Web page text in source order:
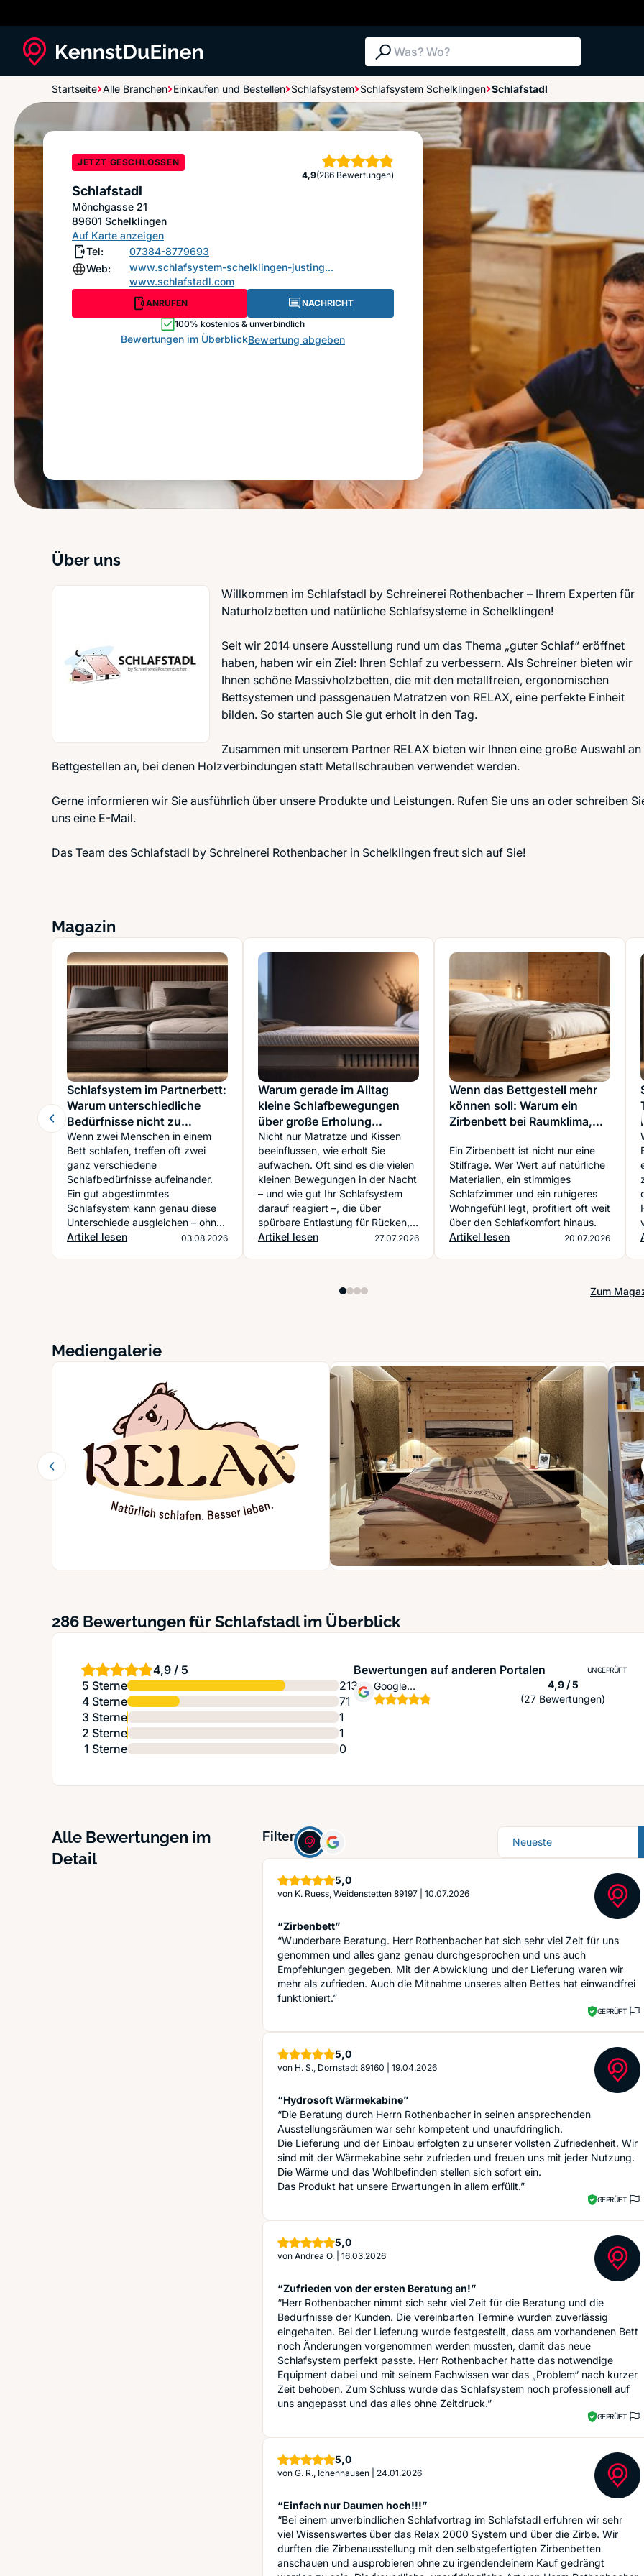
Suche: Was? Wo?
Startseite Alle Branchen Einkaufen und Bestellen Schlafsystem Schlafsystem Schelklingen Schlafstadl
Schlafstadl Bewertungen im ÜberblickBewertung abgeben
JETZT GESCHLOSSEN
4,9
Sterne(286 Bewertungen)
Schlafstadl
Mönchgasse 21
89601 Schelklingen
Auf Karte anzeigen
Tel:
07384-8779693
Web:
www.schlafsystem-schelklingen-justing...
www.schlafstadl.com
ANRUFEN
NACHRICHT
100% kostenlos & unverbindlich
Bewertungen im ÜberblickBewertung abgeben
Über uns
Willkommen im Schlafstadl by Schreinerei Rothenbacher – Ihrem Experten für
Naturholzbetten und natürliche Schlafsysteme in Schelklingen!
Seit wir 2014 unsere Ausstellung rund um das Thema „guter Schlaf“ eröffnet
haben, haben wir ein Ziel: Ihren Schlaf zu verbessern. Als Schreiner bieten wir
Ihnen schöne Massivholzbetten, die mit den metallfreien, ergonomischen
Bettsystemen und passgenauen Matratzen von RELAX, eine perfekte Einheit
bilden. So starten auch Sie gut erholt in den Tag.
Zusammen mit unserem Partner RELAX bieten wir Ihnen eine große Auswahl an
Bettgestellen an, bei denen Holzverbindungen statt Metallschrauben verwendet werden.
Gerne informieren wir Sie ausführlich über unsere Produkte und Leistungen. Rufen Sie uns an oder schreiben
uns eine E-Mail.
Das Team des Schlafstadl by Schreinerei Rothenbacher in Schelklingen freut sich auf Sie!
Magazin
Schlafsystem im Partnerbett:
Warum unterschiedliche
Bedürfnisse nicht zu
Kompromissnächten führen
müssen
Wenn zwei Menschen in einem
Bett schlafen, treffen oft zwei
ganz verschiedene
Schlafbedürfnisse aufeinander.
Ein gut abgestimmtes
Schlafsystem kann genau diese
Unterschiede ausgleichen – ohne
dass einer von beiden dauerhaft
Artikel lesen 03.08.2026
Warum gerade im Alltag
kleine Schlafbewegungen
über große Erholung
entscheiden
Nicht nur Matratze und Kissen
beeinflussen, wie erholt Sie
aufwachen. Oft sind es die vielen
kleinen Bewegungen in der Nacht
– und wie gut Ihr Schlafsystem
darauf reagiert –, die über
spürbare Entlastung für Rücken,
Schultern und Becken
Artikel lesen 27.07.2026
Wenn das Bettgestell mehr
können soll: Warum ein
Zirbenbett bei Raumklima,
punktet
Ein Zirbenbett ist nicht nur eine
Stilfrage. Wer Wert auf natürliche
Materialien, ein stimmiges
Schlafzimmer und ein ruhigeres
Wohngefühl legt, profitiert oft weit
über den Schlafkomfort hinaus.
Artikel lesen
20.07.2026
Zum
Mediengalerie
286 Bewertungen für Schlafstadl im Überblick
4,9 / 5
5 Sterne
213
4 Sterne
71
3 Sterne
1
2 Sterne
1
1 Sterne
0
Bewertungen auf anderen Portalen UNGEPRÜFT
Google
Unternehmensprofil
4,9 / 5Sternen
(27 Bewertungen)
Alle Bewertungen im
Detail
Filter: Sortierung
5,0Sterne
von K. Ruess, Weidenstetten 89197 10.07.2026
“Zirbenbett”
“Wunderbare Beratung. Herr Rothenbacher hat sich sehr viel Zeit für uns
genommen und alles ganz genau durchgesprochen und uns auch
Empfehlungen gegeben. Mit der Abwicklung und der Lieferung waren wir
mehr als zufrieden. Auch die Mitnahme unseres alten Bettes hat einwandfrei
funktioniert.”
GEPRÜFT
5,0Sterne
von H. S., Dornstadt 89160 19.04.2026
“Hydrosoft Wärmekabine”
“Die Beratung durch Herrn Rothenbacher in seinen ansprechenden
Ausstellungsräumen war sehr kompetent und unaufdringlich.
Die Lieferung und der Einbau erfolgten zu unserer vollsten Zufriedenheit. Wir
sind mit der Wärmekabine sehr zufrieden und freuen uns mit jeder Nutzung.
Die Wärme und das Wohlbefinden stellen sich sofort ein.
Das Produkt hat unsere Erwartungen in allem erfüllt.”
GEPRÜFT
5,0Sterne
von Andrea O. 16.03.2026
“Zufrieden von der ersten Beratung an!”
“Herr Rothenbacher nimmt sich sehr viel Zeit für die Beratung und die
Bedürfnisse der Kunden. Die vereinbarten Termine wurden zuverlässig
eingehalten. Bei der Lieferung wurde festgestellt, dass am vorhandenen Bett
noch Änderungen vorgenommen werden mussten, damit das neue
Schlafsystem perfekt passte. Herr Rothenbacher hatte das notwendige
Equipment dabei und mit seinem Fachwissen war das „Problem“ nach kurzer
Zeit behoben. Zum Schluss wurde das Schlafsystem noch professionell auf
uns angepasst und das alles ohne Zeitdruck.”
GEPRÜFT
5,0Sterne
von G. R., Ichenhausen 24.01.2026
“Einfach nur Daumen hoch!!!”
“Bei einem unverbindlichen Schlafvortrag im Schlafstadl erfuhren wir sehr
viel Wissenswertes über das Relax 2000 System und über die Zirbe. Wir
durften die Zirbenausstellung mit den selbstgefertigten Zirbenbetten
anschauen und ausprobieren ohne zu irgendendeinem Kauf gedrängt